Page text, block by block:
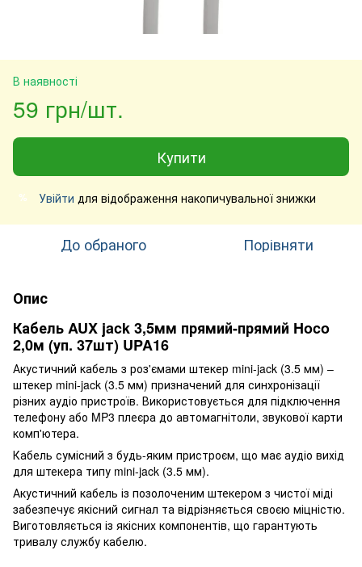
В наявності
59 грн/шт.
Купити
% Увійти для відображення накопичувальної знижки
До обраного Порівняти
Опис
Кабель AUX jack 3,5мм прямий-прямий Hoco
2,0м (уп. 37шт) UPA16
Акустичний кабель з роз'ємами штекер mini-jack (3.5 мм) –
штекер mini-jack (3.5 мм) призначений для синхронізації
різних аудіо пристроїв. Використовується для підключення
телефону або MP3 плеєра до автомагнітоли, звукової карти
комп'ютера.
Кабель сумісний з будь-яким пристроєм, що має аудіо вихід
для штекера типу mini-jack (3.5 мм).
Акустичний кабель із позолоченим штекером з чистої міді
забезпечує якісний сигнал та відрізняється своєю міцністю.
Виготовляється із якісних компонентів, що гарантують
тривалу службу кабелю.